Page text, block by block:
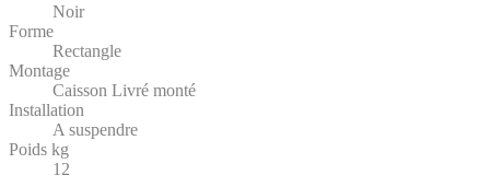
Noir
Forme
Rectangle
Montage
Caisson Livré monté
Installation
A suspendre
Poids kg
12